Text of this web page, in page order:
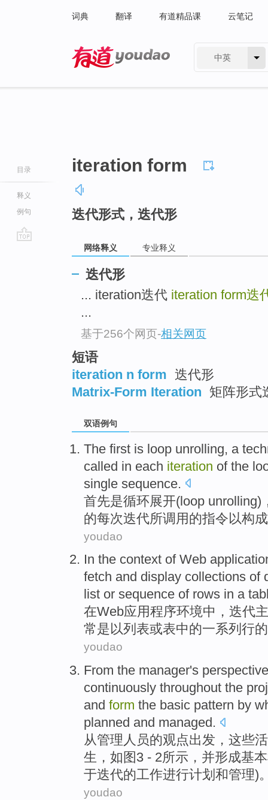
词典 翻译 有道精品课 云笔记
中英
目录
释义
例句
iteration form
迭代形式，迭代形
网络释义 专业释义
迭代形
... iteration迭代 iteration form迭
...
基于256个网页-相关网页
短语
iteration n form 迭代形
Matrix-Form Iteration 矩阵形式
双语例句
The first is loop unrolling, a
called in each iteration of the
single sequence.
首先是循环展开(loop unrolling)
的每次迭代所调用 的指令以构成
youdao
In the context of Web
fetch and display collections of
list or sequence of rows in a
在Web应用程序环境中， 迭代
常是以列表或表中的一系列 行
youdao
From the manager's perspective
continuously throughout the
and form the basic pattern by
planned and managed.
从管理 人员的观点出发 ， 这些
生 ， 如图3 - 2所示， 并形成基本
于迭代的工作进行计划和管理)
youdao